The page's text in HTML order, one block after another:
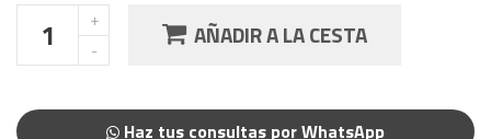
AÑADIR A LA CESTA
Haz tus consultas por WhatsApp